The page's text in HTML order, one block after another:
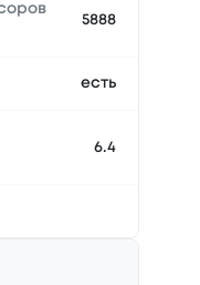
5888
есть
6.4